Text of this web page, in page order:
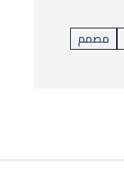
مصمم